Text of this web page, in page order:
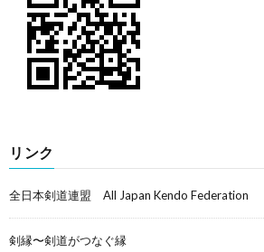
リンク
全日本剣道連盟 All Japan Kendo Federation
剣縁〜剣道がつなぐ縁